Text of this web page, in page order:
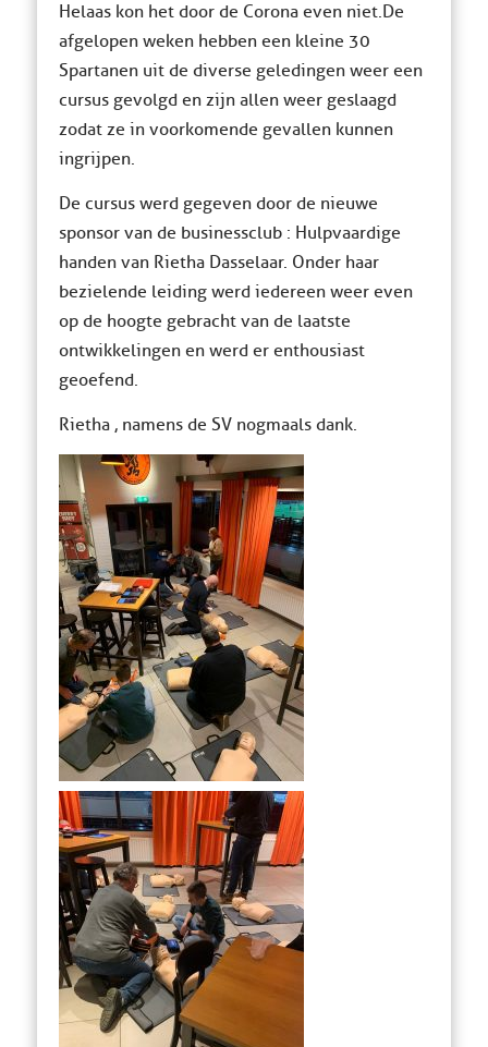
Helaas kon het door de Corona even niet. De
afgelopen weken hebben een kleine 30
Spartanen uit de diverse geledingen weer een
cursus gevolgd en zijn allen weer geslaagd
zodat ze in voorkomende gevallen kunnen
ingrijpen.
De cursus werd gegeven door de nieuwe
sponsor van de businessclub : Hulpvaardige
handen van Rietha Dasselaar. Onder haar
bezielende leiding werd iedereen weer even
op de hoogte gebracht van de laatste
ontwikkelingen en werd er enthousiast
geoefend.
Rietha , namens de SV nogmaals dank.